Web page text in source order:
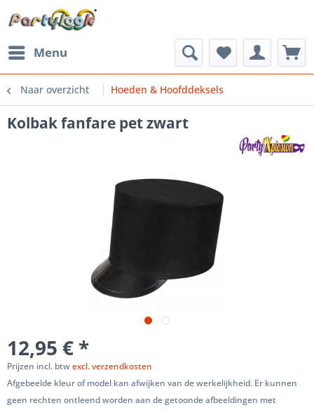
Menu
Naar overzicht Hoeden & Hoofddeksels
Kolbak fanfare pet zwart
12,95 € *
Prijzen incl. btwexcl. verzendkosten
Afgebeelde kleur of model kan afwijken van de werkelijkheid. Er kunnen
geen rechten ontleend worden aan de getoonde afbeeldingen met